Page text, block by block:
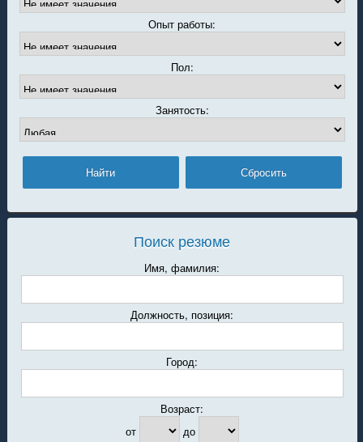
Опыт работы:
Пол:
Занятость:
Поиск резюме
Имя, фамилия:
Должность, позиция:
Город:
Возраст:
от
до